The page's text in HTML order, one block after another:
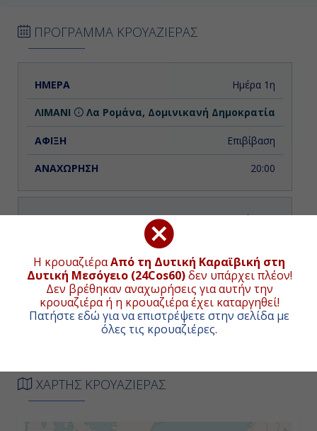
Η κρουαζιέραΑπό τη Δυτική Καραϊβική στη
Δυτική Μεσόγειο (24Cos60)δεν υπάρχει πλέον!
Δεν βρέθηκαν αναχωρήσεις για αυτήν την
κρουαζιέρα ή η κρουαζιέρα έχει καταργηθεί!
Πατήστε εδώ για να επιστρέψετε στην σελίδα με
όλες τις κρουαζιέρες.
ΠΡΟΓΡΑΜΜΑ ΚΡΟΥΑΖΙΕΡΑΣ
ΗΜΕΡΑ ΑΝΑΧΩΡΗΣΗ
Ημέρα 1η
Λα Ρομάνα, Δομινικανή Δημοκρατία
Επιβίβαση
20:00
Ημέρα 2η
Τορτόλα, Βρετανικές Παρθένοι
Νήσοι
13:00
20:00
Σαιντ Τζονς Αντίγκουα, Αντίγκουα
ΧΑΡΤΗΣ ΚΡΟΥΑΖΙΕΡΑΣ